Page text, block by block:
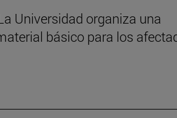
Universidad organiza una
básico para los